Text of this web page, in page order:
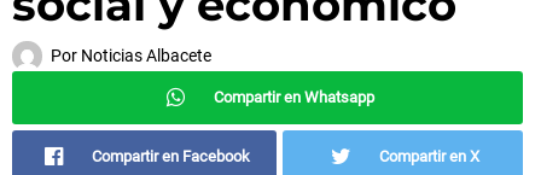
Por Noticias Albacete
Compartir en Whatsapp
Compartir en Facebook Compartir en X